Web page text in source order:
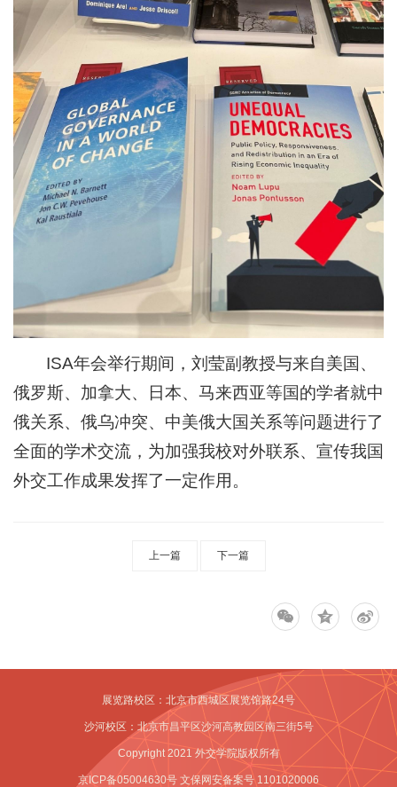
ISA年会举行期间，刘莹副教授与来自美国、
俄罗斯、加拿大、日本、马来西亚等国的学者就中
俄关系、俄乌冲突、中美俄大国关系等问题进行了
全面的学术交流，为加强我校对外联系、宣传我国
外交工作成果发挥了一定作用。
上一篇 下一篇
展览路校区：北京市西城区展览馆路24号
沙河校区：北京市昌平区沙河高教园区南三街5号
Copyright 2021 外交学院版权所有
京ICP备05004630号 文保网安备案号 1101020006